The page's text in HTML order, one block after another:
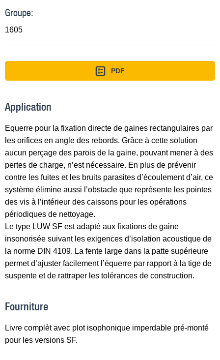
Groupe:
1605
PDF
Application
Equerre pour la fixation directe de gaines rectangulaires par
les orifices en angle des rebords. Grâce à cette solution
aucun perçage des parois de la gaine, pouvant mener à des
pertes de charge, n’est nécessaire. En plus de prévenir
contre les fuites et les bruits parasites d’écoulement d’air, ce
système élimine aussi l’obstacle que représente les pointes
des vis à l’intérieur des caissons pour les opérations
périodiques de nettoyage.
Le type LUW SF est adapté aux fixations de gaine
insonorisée suivant les exigences d’isolation acoustique de
la norme DIN 4109. La fente large dans la patte supérieure
permet d’ajuster facilement l’équerre par rapport à la tige de
suspente et de rattraper les tolérances de construction.
Fourniture
Livre complèt avec plot isophonique imperdable pré-monté
pour les versions SF.